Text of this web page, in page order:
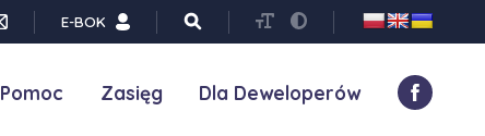
E-BOK
Pomoc Zasięg Dla Deweloperów